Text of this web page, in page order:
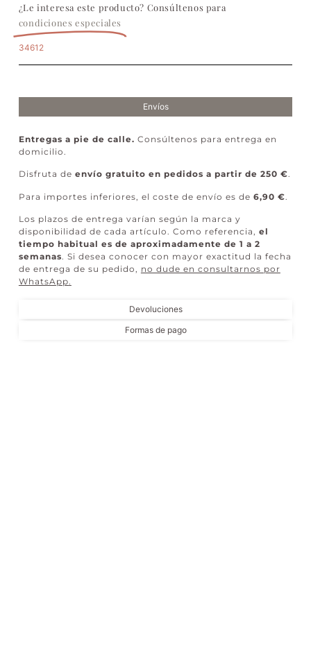
¿Le interesa este producto? Consúltenos para
condiciones especiales
34612
Envíos
Devoluciones
Formas de pago
Entregas a pie de calle. Consúltenos para entrega en
domicilio.
Disfruta de envío gratuito en pedidos a partir de 250 €.
Para importes inferiores, el coste de envío es de 6,90 €
Los plazos de entrega varían según la marca y
disponibilidad de cada artículo. Como referencia, el
tiempo habitual es de aproximadamente de 1 a 2
semanas. Si desea conocer con mayor exactitud la fecha
de entrega de su pedido, no dude en consultarnos por
WhatsApp.